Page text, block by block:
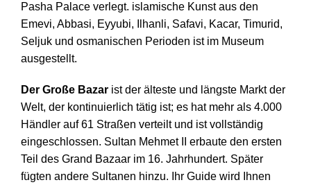
Pasha Palace verlegt. islamische Kunst aus den
Emevi, Abbasi, Eyyubi, Ilhanli, Safavi, Kacar, Timurid,
Seljuk und osmanischen Perioden ist im Museum
ausgestellt.
Der Große Bazar ist der älteste und längste Markt der
Welt, der kontinuierlich tätig ist; es hat mehr als 4.000
Händler auf 61 Straßen verteilt und ist vollständig
eingeschlossen. Sultan Mehmet II erbaute den ersten
Teil des Grand Bazaar im 16. Jahrhundert. Später
fügten andere Sultanen hinzu. Ihr Guide wird Ihnen